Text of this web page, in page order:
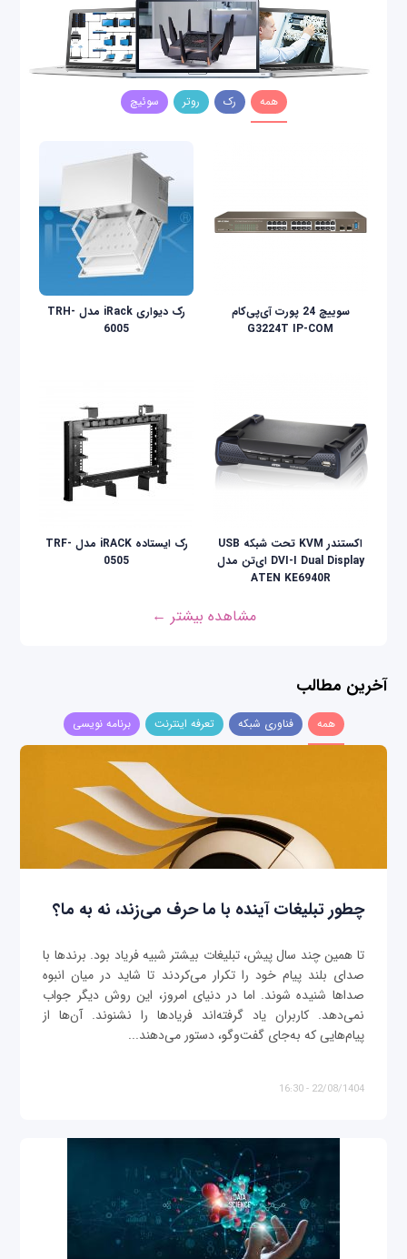
همه رک روتر سوئیچ
سوییچ 24 پورت آی‌پی‌کام
G3224T IP-COM
رک دیواری iRack مدل TRH-
6005
اکستندر KVM تحت شبکه USB
DVI-I Dual Display ای‌تن مدل
ATEN KE6940R
رک ایستاده iRACK مدل TRF-
0505
مشاهده بیشتر ←
آخرین مطالب
همه فناوری شبکه تعرفه اینترنت برنامه نویسی
چطور تبلیغات آینده با ما حرف می‌زند، نه به ما؟
تا همین چند سال پیش، تبلیغات بیشتر شبیه فریاد بود. برندها با
صدای بلند پیام خود را تکرار می‌کردند تا شاید در میان انبوه
صداها شنیده شوند. اما در دنیای امروز، این روش دیگر جواب
نمی‌دهد. کاربران یاد گرفته‌اند فریادها را نشنوند. آن‌ها از
پیام‌هایی که به‌جای گفت‌وگو، دستور می‌دهند...
22/08/1404 - 16:30